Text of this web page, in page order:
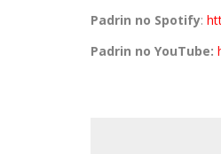
Padrin no Spotify:
Padrin no YouTube: